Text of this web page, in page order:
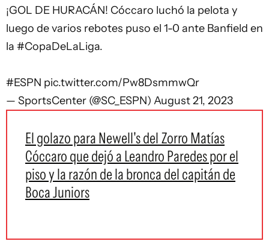
¡GOL DE HURACÁN! Cóccaro luchó la pelota y
luego de varios rebotes puso el 1-0 ante Banfield en
la #CopaDeLaLiga.
#ESPN pic.twitter.com/Pw8DsmmwQr
— SportsCenter (@SC_ESPN) August 21, 2023
El golazo para Newell's del Zorro Matías
Cóccaro que dejó a Leandro Paredes por el
piso y la razón de la bronca del capitán de
Boca Juniors